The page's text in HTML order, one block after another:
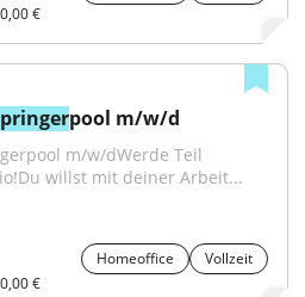
€
pool m/w/d
m/w/dWerde Teil
willst mit deiner Arbeit...
Homeoffice
Vollzeit
€